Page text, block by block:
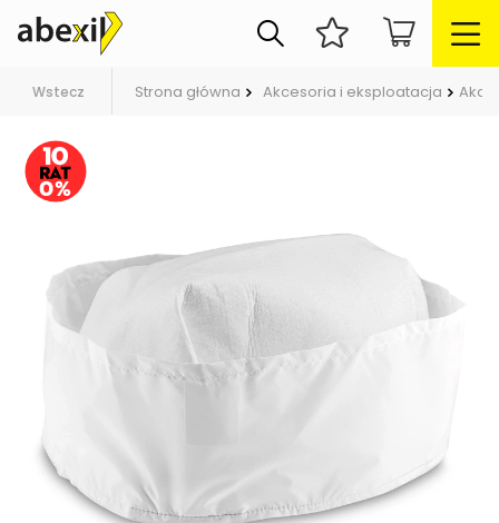
Wstecz Strona główna Akcesoria i eksploatacja